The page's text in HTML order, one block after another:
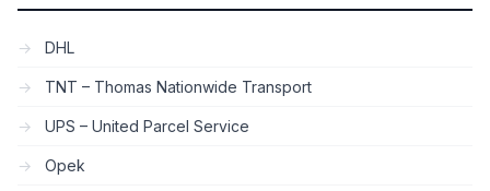
DHL
TNT – Thomas Nationwide Transport
UPS – United Parcel Service
Opek